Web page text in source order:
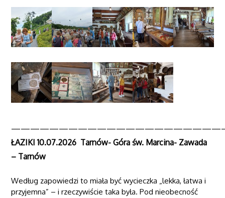
ŁAZIKI 10.07.2026 Tarnów- Góra św. Marcina- Zawada
– Tarnów
Według zapowiedzi to miała być wycieczka „lekka, łatwa i
przyjemna” – i rzeczywiście taka była. Pod nieobecność